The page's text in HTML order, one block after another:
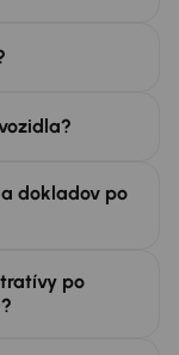
po
dokladov po